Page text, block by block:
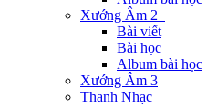
Xướng Âm 2
Bài viết
Bài học
Album bài học
Xướng Âm 3
Thanh Nhạc